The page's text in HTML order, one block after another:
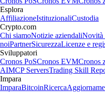
Esplora
AffiliazioneIstituzionaliCustodia
Crypto.com
Chi siamoNotizie aziendaliNovità
noiPartnerSicurezzaLicenze e
Sviluppatori
Cronos PoSCronos EVMCronos
AIMCP ServersTrading Skill
Impara
ImparaBitcoinRicerca